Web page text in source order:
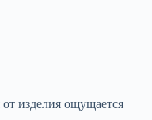
изделия ощущается